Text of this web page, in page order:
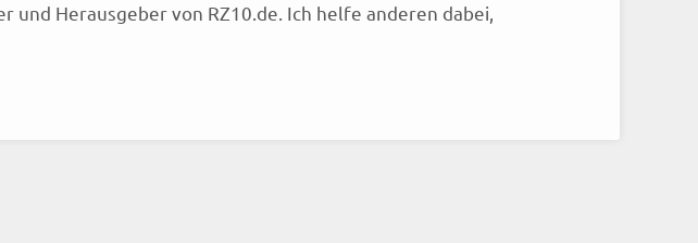
und Herausgeber von RZ10.de. Ich helfe anderen dabei,